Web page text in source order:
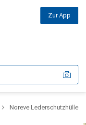
Zur App
Noreve Lederschutzhülle